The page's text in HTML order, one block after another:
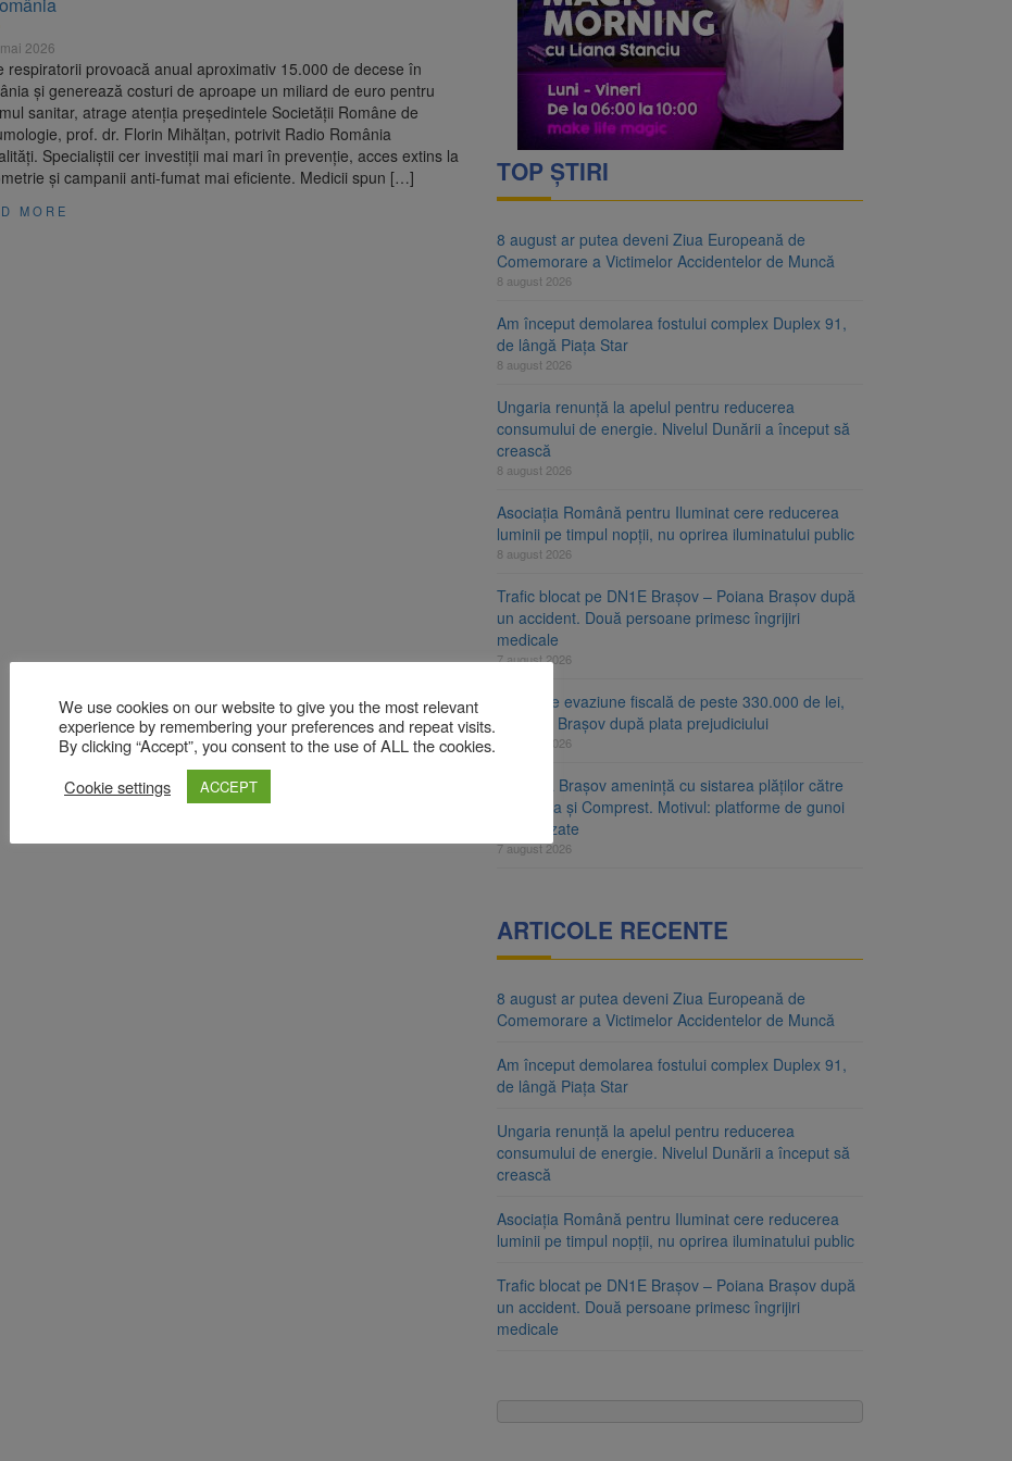
de evaziune fiscală de peste 330.000 de lei, clasat la Brașov după plata prejudiciului
ar putea deveni Ziua Europeană de Comemorare a Victimelor Accidentelor de Muncă
2026
respiratorii provoacă anual aproximativ 15.000 de decese în
și generează costuri de aproape un miliard de euro pentru
sanitar, atrage atenția președintele Societății Române de
prof. dr. Florin Mihălțan, potrivit Radio România
Specialiștii cer investiții mai mari în prevenție, acces extins la
și campanii anti-fumat mai eficiente. Medicii spun […]
MORE
TOP ȘTIRI
8 august ar putea deveni Ziua Europeană de
Comemorare a Victimelor Accidentelor de Muncă
8 august 2026
Am început demolarea fostului complex Duplex 91,
de lângă Piața Star
8 august 2026
Ungaria renunță la apelul pentru reducerea
consumului de energie. Nivelul Dunării a început să
crească
8 august 2026
Asociația Română pentru Iluminat cere reducerea
luminii pe timpul nopții, nu oprirea iluminatului public
8 august 2026
Trafic blocat pe DN1E Brașov – Poiana Brașov după
un accident. Două persoane primesc îngrijiri
medicale
7 august 2026
Dosar de evaziune fiscală de peste 330.000 de lei,
clasat la Brașov după plata prejudiciului
7 august 2026
Primăria Brașov amenință cu sistarea plăților către
Brai-Cata și Comprest. Motivul: platforme de gunoi
neigienizate
7 august 2026
ARTICOLE RECENTE
8 august ar putea deveni Ziua Europeană de
Comemorare a Victimelor Accidentelor de Muncă
Am început demolarea fostului complex Duplex 91,
de lângă Piața Star
Ungaria renunță la apelul pentru reducerea
consumului de energie. Nivelul Dunării a început să
crească
Asociația Română pentru Iluminat cere reducerea
luminii pe timpul nopții, nu oprirea iluminatului public
Trafic blocat pe DN1E Brașov – Poiana Brașov după
un accident. Două persoane primesc îngrijiri
medicale
We use cookies on our website to give you the most relevant
experience by remembering your preferences and repeat visits.
By clicking “Accept”, you consent to the use of ALL the cookies.
Cookie settings
ACCEPT